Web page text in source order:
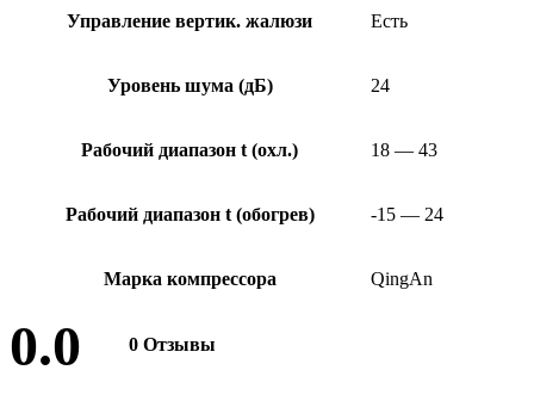
Управление вертик. жалюзи Есть
Уровень шума (дБ) 24
Рабочий диапазон t (охл.) 18 — 43
Рабочий диапазон t (обогрев) -15 — 24
Марка компрессора QingAn
0.0 0 Отзывы